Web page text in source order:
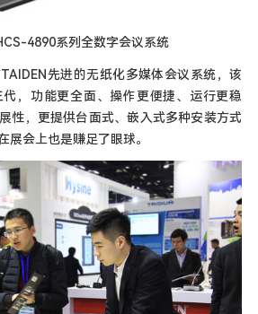
4890系列全数字会议系统
先进的无纸化多媒体会议系统，该
，功能更全面、操作更便捷、运行更稳
性，更提供台面式、嵌入式多种安装方式
展会上也是赚足了眼球。